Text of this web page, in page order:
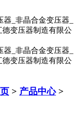
> 产品中心>